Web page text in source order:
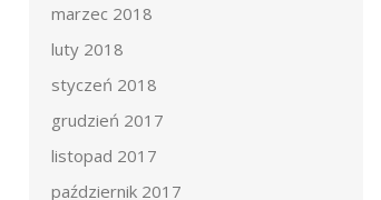
marzec 2018
luty 2018
styczeń 2018
grudzień 2017
listopad 2017
październik 2017